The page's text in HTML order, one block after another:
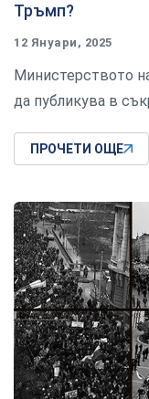
Тръмп?
12 Януари, 2025
Министерството
да публикува в
ПРОЧЕТИ ОЩЕ